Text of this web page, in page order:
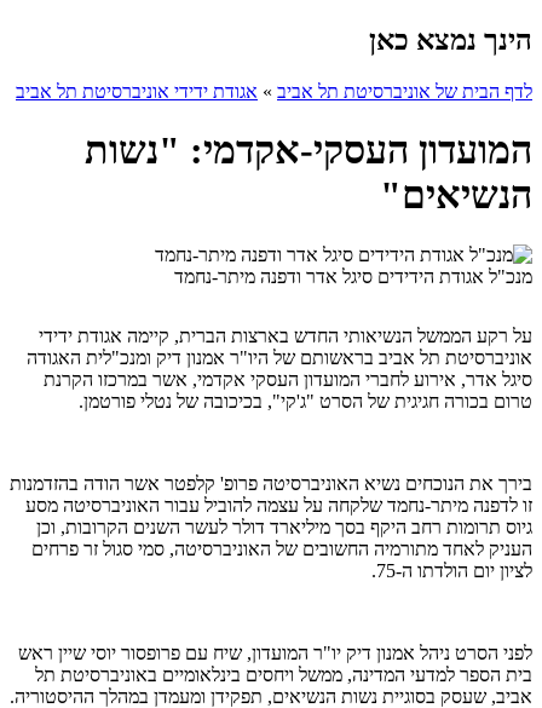
הינך נמצא כאן
לדף הבית של אוניברסיטת תל אביב » אגודת ידידי אוניברסיטת תל אביב
המועדון העסקי-אקדמי: "נשות
הנשיאים"
מנכ"ל אגודת הידידים סיגל אדר ודפנה מיתר-נחמד
על רקע הממשל הנשיאותי החדש בארצות הברית, קיימה אגודת ידידי
אוניברסיטת תל אביב בראשותם של היו"ר אמנון דיק ומנכ"לית האגודה
סיגל אדר, אירוע לחברי המועדון העסקי אקדמי, אשר במרכזו הקרנת
טרום בכורה חגיגית של הסרט "ג'קי", בכיכובה של נטלי פורטמן.
בירך את הנוכחים נשיא האוניברסיטה פרופ' קלפטר אשר הודה בהזדמנות
זו לדפנה מיתר-נחמד שלקחה על עצמה להוביל עבור האוניברסיטה מסע
גיוס תרומות רחב היקף בסך מיליארד דולר לעשר השנים הקרובות, וכן
העניק לאחד מתורמיה החשובים של האוניברסיטה, סמי סגול זר פרחים
לציון יום הולדתו ה-75.
לפני הסרט ניהל אמנון דיק יו"ר המועדון, שיח עם פרופסור יוסי שיין ראש
בית הספר למדעי המדינה, ממשל ויחסים בינלאומיים באוניברסיטת תל
אביב, שעסק בסוגיית נשות הנשיאים, תפקידן ומעמדן במהלך ההיסטוריה.